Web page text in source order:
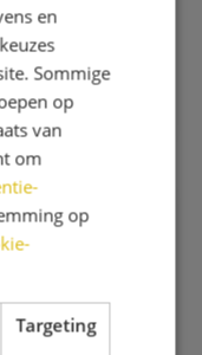
jong team
en
Sommige
op
van
om
op
Targeting